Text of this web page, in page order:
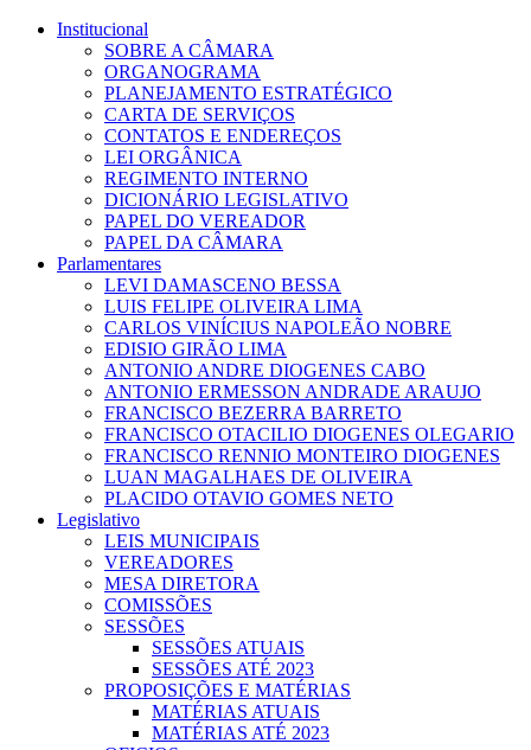
Institucional
SOBRE A CÂMARA
ORGANOGRAMA
PLANEJAMENTO ESTRATÉGICO
CARTA DE SERVIÇOS
CONTATOS E ENDEREÇOS
LEI ORGÂNICA
REGIMENTO INTERNO
DICIONÁRIO LEGISLATIVO
PAPEL DO VEREADOR
PAPEL DA CÂMARA
Parlamentares
LEVI DAMASCENO BESSA
LUIS FELIPE OLIVEIRA LIMA
CARLOS VINÍCIUS NAPOLEÃO NOBRE
EDISIO GIRÃO LIMA
ANTONIO ANDRE DIOGENES CABO
ANTONIO ERMESSON ANDRADE ARAUJO
FRANCISCO BEZERRA BARRETO
FRANCISCO OTACILIO DIOGENES OLEGARIO
FRANCISCO RENNIO MONTEIRO DIOGENES
LUAN MAGALHAES DE OLIVEIRA
PLACIDO OTAVIO GOMES NETO
Legislativo
LEIS MUNICIPAIS
VEREADORES
MESA DIRETORA
COMISSÕES
SESSÕES
SESSÕES ATUAIS
SESSÕES ATÉ 2023
PROPOSIÇÕES E MATÉRIAS
MATÉRIAS ATUAIS
MATÉRIAS ATÉ 2023